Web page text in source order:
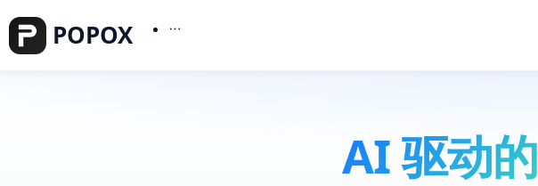
POPOX
AI 驱动的